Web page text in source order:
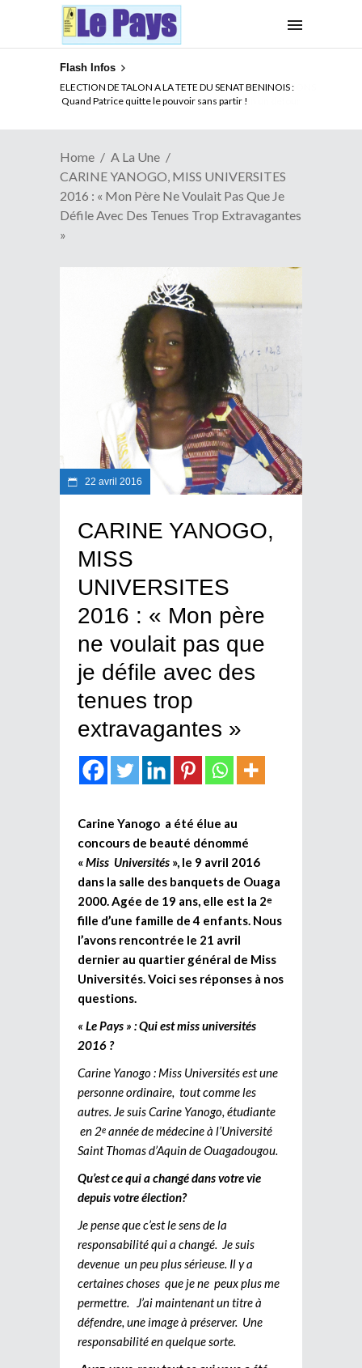
Flash Infos
ELECTION DE TALON A LA TETE DU SENAT BENINOIS :
Quand Patrice quitte le pouvoir sans partir !
Home
A La Une
CARINE YANOGO, MISS UNIVERSITES
2016 : « Mon Père Ne Voulait Pas Que Je
Défile Avec Des Tenues Trop Extravagantes
»
22 avril 2016
CARINE YANOGO,
MISS
UNIVERSITES
2016 : « Mon père
ne voulait pas que
je défile avec des
tenues trop
extravagantes »
Carine Yanogo a été élue au
concours de beauté dénommé
«Miss Universités », le 9 avril 2016
dans la salle des banquets de Ouaga
2000. Agée de 19 ans, elle est la 2e
fille d’une famille de 4 enfants. Nous
l’avons rencontrée le 21 avril
dernier au quartier général de Miss
Universités. Voici ses réponses à nos
questions.
« Le Pays » : Qui est miss universités
2016 ?
Carine Yanogo : Miss Universités est une
personne ordinaire, tout comme les
autres. Je suis Carine Yanogo, étudiante
en 2e année de médecine à l’Université
Saint Thomas d’Aquin de Ouagadougou.
Qu’est ce qui a changé dans votre vie
depuis votre élection?
Je pense que c’est le sens de la
responsabilité qui a changé. Je suis
devenue un peu plus sérieuse. Il y a
certaines choses que je ne peux plus me
permettre. J’ai maintenant un titre à
défendre, une image à préserver. Une
responsabilité en quelque sorte.